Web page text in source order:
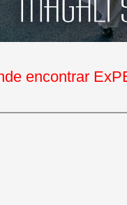
encontrar